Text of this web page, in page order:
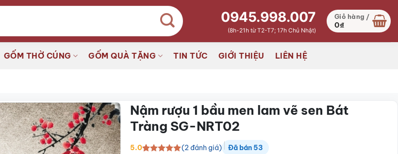
0945.998.007
(8h-21h từ T2-T7; 17h Chủ Nhật)
Giỏ hàng /
0₫
GỐM THỜ CÚNG GỐM QUÀ TẶNG TIN TỨC GIỚI THIỆU LIÊN HỆ
Nậm rượu 1 bầu men lam vẽ sen Bát
Tràng SG-NRT02
5.0 (2 đánh giá) Đã bán 53